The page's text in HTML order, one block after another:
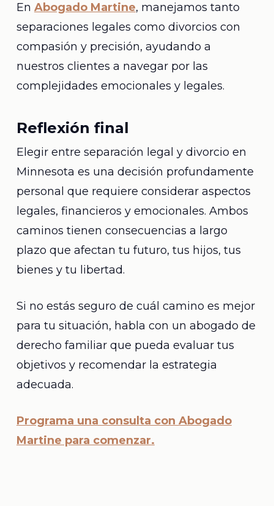
En Abogado Martine, manejamos tanto
separaciones legales como divorcios con
compasión y precisión, ayudando a
nuestros clientes a navegar por las
complejidades emocionales y legales.
Reflexión final
Elegir entre separación legal y divorcio en
Minnesota es una decisión profundamente
personal que requiere considerar aspectos
legales, financieros y emocionales. Ambos
caminos tienen consecuencias a largo
plazo que afectan tu futuro, tus hijos, tus
bienes y tu libertad.
Si no estás seguro de cuál camino es mejor
para tu situación, habla con un abogado de
derecho familiar que pueda evaluar tus
objetivos y recomendar la estrategia
adecuada.
Programa una consulta con Abogado
Martine para comenzar.